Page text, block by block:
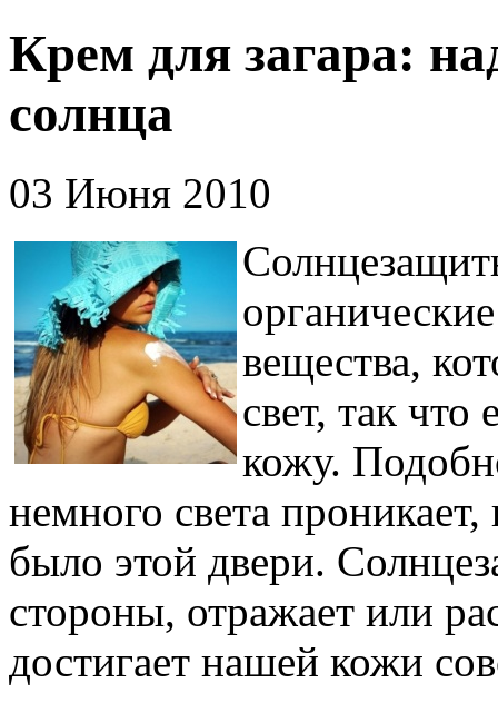
Крем для загара:
солнца
03 Июня 2010
вещества,
свет, так
кожу.
немного света
было этой двери.
стороны, отражает или
достигает нашей кожи